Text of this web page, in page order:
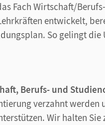
Fach Wirtschaft/
entwickelt,
So gelingt die
Berufs- und
verzahnt werden
Wir halten Sie